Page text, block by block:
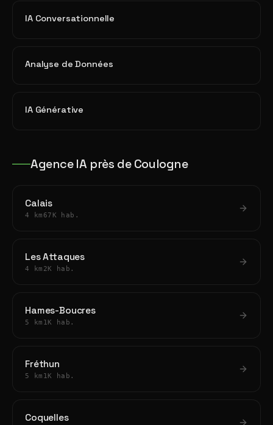
IA Conversationnelle
Analyse de Données
IA Générative
Agence IA près de Coulogne
Calais
4 km 67K hab.
Les Attaques
4 km 2K hab.
Hames-Boucres
5 km 1K hab.
Fréthun
5 km 1K hab.
Coquelles